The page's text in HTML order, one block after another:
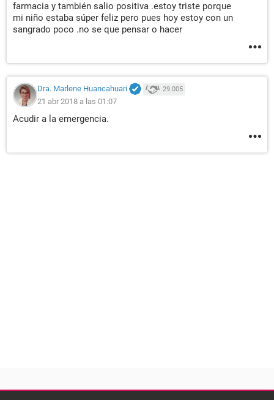
farmacia y también salio positiva .estoy triste porque
mi niño estaba súper feliz pero pues hoy estoy con un
sangrado poco .no se que pensar o hacer
Dra. Marlene Huancahuari 29.005
21 abr 2018 a las 01:07
Acudir a la emergencia.